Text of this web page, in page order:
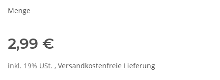
Menge
2,99 €
inkl. 19% USt. , Versandkostenfreie Lieferung